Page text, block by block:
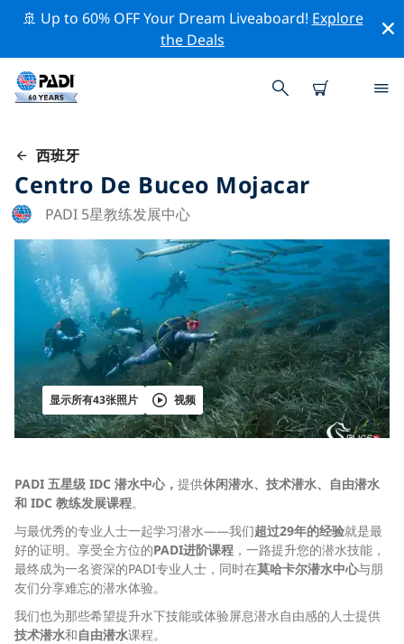
🚢 Up to 60% OFF Your Dream Liveaboard! Explore
the Deals
西班牙
Centro De Buceo Mojacar
PADI 5星教练发展中心
显示所有43张照片 视频
PADI 五星级 IDC 潜水中心， 提供休闲潜水、技术潜水、自由潜水
和 IDC 教练发展课程。
与最优秀的专业人士一起学习潜水——我们超过29年的经验就是最
好的证明。享受全方位的PADI进阶课程 ，一路提升您的潜水技能，
最终成为一名资深的PADI专业人士，同时在莫哈卡尔潜水中心与朋
友们分享难忘的潜水体验。
我们也为那些希望提升水下技能或体验屏息潜水自由感的人士提供
技术潜水和自由潜水课程。